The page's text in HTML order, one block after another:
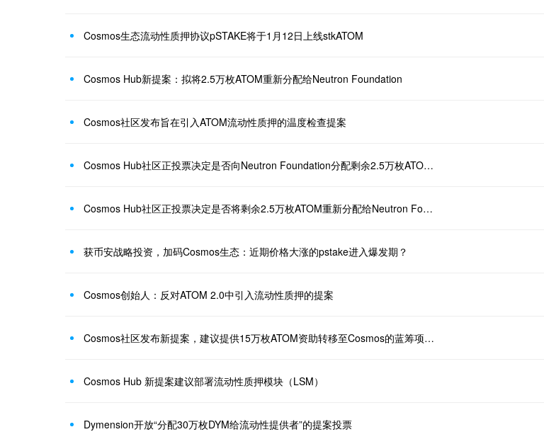
Cosmos生态流动性质押协议pSTAKE将于1月12日上线stkATOM
Cosmos Hub新提案：拟将2.5万枚ATOM重新分配给Neutron Foundation
Cosmos社区发布旨在引入ATOM流动性质押的温度检查提案
Cosmos Hub社区正投票决定是否向Neutron Foundation分配剩余2.5万枚ATOM开发资金
Cosmos Hub社区正投票决定是否将剩余2.5万枚ATOM重新分配给Neutron Foundation
获币安战略投资，加码Cosmos生态：近期价格大涨的pstake进入爆发期？
Cosmos创始人：反对ATOM 2.0中引入流动性质押的提案
Cosmos社区发布新提案，建议提供15万枚ATOM资助转移至Cosmos的蓝筹项目以及consumer chain的启动
Cosmos Hub 新提案建议部署流动性质押模块（LSM）
Dymension开放“分配30万枚DYM给流动性提供者”的提案投票